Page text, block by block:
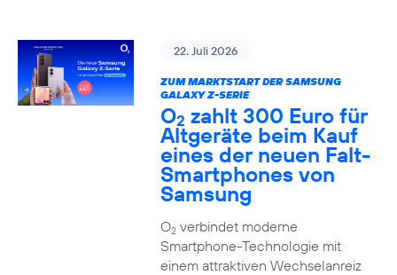
22. Juli 2026
ZUM MARKTSTART DER SAMSUNG
GALAXY Z-SERIE
O2 zahlt 300 Euro für
Altgeräte beim Kauf
eines der neuen Falt-
Smartphones von
Samsung
O2verbindet moderne
Smartphone-Technologie mit
einem attraktiven Wechselanreiz